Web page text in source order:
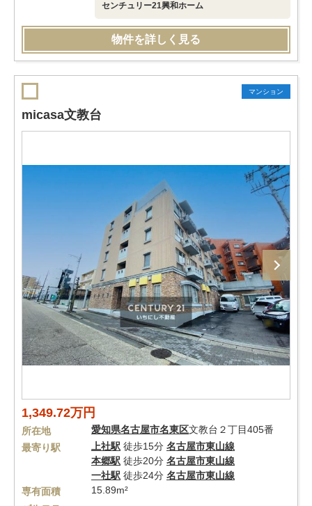
センチュリー21興和ホーム
物件を詳しく見る
マンション
micasa文教台
1,349.72万円
所在地 愛知県名古屋市名東区文教台２丁目405番
最寄り駅
上社駅 徒歩15分 名古屋市東山線
本郷駅 徒歩20分 名古屋市東山線
一社駅 徒歩24分 名古屋市東山線
専有面積
15.89m²